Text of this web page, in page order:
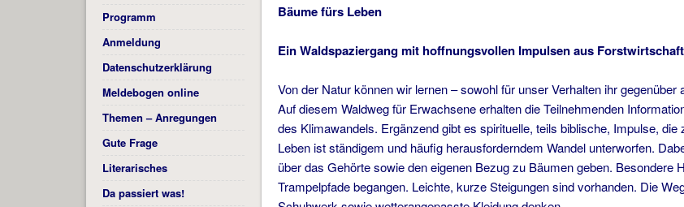
Bäume fürs Leben
Ein Waldspaziergang mit hoffnungsvollen Impulsen aus
Von der Natur können wir lernen – sowohl für unser Verhalten ihr
Auf diesem Waldweg für Erwachsene erhalten die Teilnehmenden
des Klimawandels. Ergänzend gibt es spirituelle, teils biblische, Impulse,
Leben ist ständigem und häufig herausforderndem Wandel unterworfen.
über das Gehörte sowie den eigenen Bezug zu Bäumen geben. Besondere
Trampelpfade begangen. Leichte, kurze Steigungen sind vorhanden. Die
Programm
Anmeldung
Datenschutzerklärung
Meldebogen online
Themen – Anregungen
Gute Frage
Literarisches
Da passiert was!